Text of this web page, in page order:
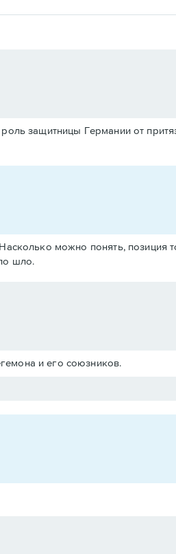
защитницы Германии от
можно понять,
шло.
и его союзников.